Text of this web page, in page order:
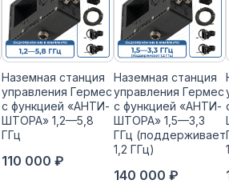
Наземная станция
управления Гермес
с функцией «АНТИ-
ШТОРА» 1,2—5,8
ГГц
110 000 ₽
Наземная станция
управления Гермес
с функцией «АНТИ-
ШТОРА» 1,5—3,3
ГГц (поддерживает
1,2 ГГц)
140 000 ₽